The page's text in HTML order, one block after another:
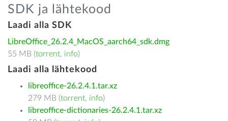
SDK ja lähtekood
Laadi alla SDK
LibreOffice_26.2.4_MacOS_aarch64_sdk.dmg
55 MB (torrent, info)
Laadi alla lähtekood
libreoffice-26.2.4.1.tar.xz
279 MB (torrent, info)
libreoffice-dictionaries-26.2.4.1.tar.xz